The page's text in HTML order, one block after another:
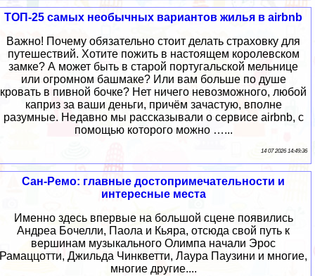
ТОП-25 самых необычных вариантов жилья в airbnb
Важно! Почему обязательно стоит делать страховку для
путешествий. Хотите пожить в настоящем королевском
замке? А может быть в старой португальской мельнице
или огромном башмаке? Или вам больше по душе
кровать в пивной бочке? Нет ничего невозможного, любой
каприз за ваши деньги, причём зачастую, вполне
разумные. Недавно мы рассказывали о сервисе airbnb, с
помощью которого можно …...
14 07 2026 14:49:36
Сан-Ремо: главные достопримечательности и
интересные места
Именно здесь впервые на большой сцене появились
Андреа Бочелли, Паола и Кьяра, отсюда свой путь к
вершинам музыкального Олимпа начали Эрос
Рамаццотти, Джильда Чинкветти, Лаура Паузини и многие,
многие другие....